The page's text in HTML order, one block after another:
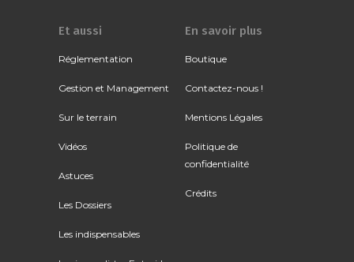
Et aussi
Réglementation
Gestion et Management
Sur le terrain
Vidéos
Astuces
Les Dossiers
Les indispensables
En savoir plus
Boutique
Contactez-nous !
Mentions Légales
Politique de
confidentialité
Crédits